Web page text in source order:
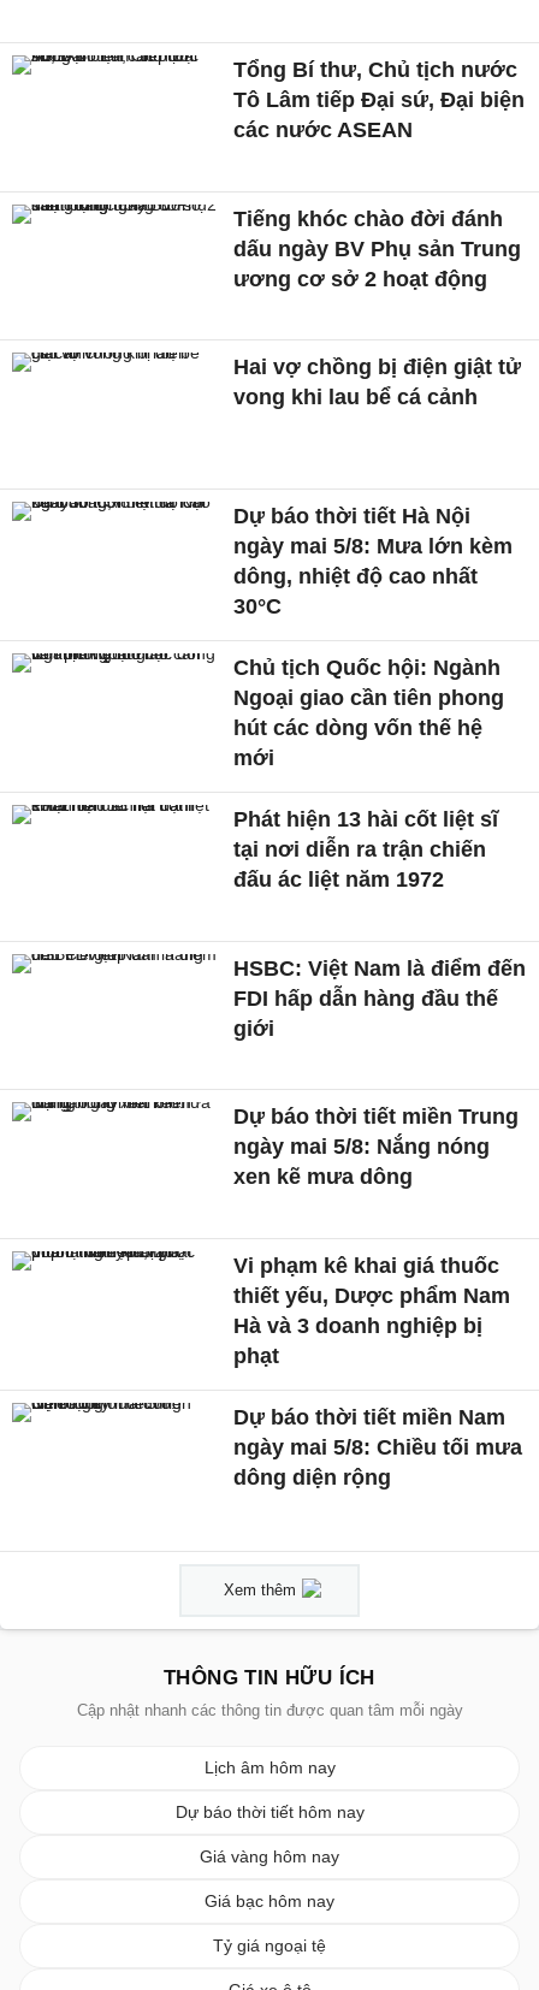
Tổng Bí thư, Chủ tịch nước
Tô Lâm tiếp Đại sứ, Đại biện
các nước ASEAN
Tiếng khóc chào đời đánh
dấu ngày BV Phụ sản Trung
ương cơ sở 2 hoạt động
Hai vợ chồng bị điện giật tử
vong khi lau bể cá cảnh
Dự báo thời tiết Hà Nội
ngày mai 5/8: Mưa lớn kèm
dông, nhiệt độ cao nhất
30°C
Chủ tịch Quốc hội: Ngành
Ngoại giao cần tiên phong
hút các dòng vốn thế hệ
mới
Phát hiện 13 hài cốt liệt sĩ
tại nơi diễn ra trận chiến
đấu ác liệt năm 1972
HSBC: Việt Nam là điểm đến
FDI hấp dẫn hàng đầu thế
giới
Dự báo thời tiết miền Trung
ngày mai 5/8: Nắng nóng
xen kẽ mưa dông
Vi phạm kê khai giá thuốc
thiết yếu, Dược phẩm Nam
Hà và 3 doanh nghiệp bị
phạt
Dự báo thời tiết miền Nam
ngày mai 5/8: Chiều tối mưa
dông diện rộng
Xem thêm
THÔNG TIN HỮU ÍCH
Cập nhật nhanh các thông tin được quan tâm mỗi ngày
Lịch âm hôm nay
Dự báo thời tiết hôm nay
Giá vàng hôm nay
Giá bạc hôm nay
Tỷ giá ngoại tệ